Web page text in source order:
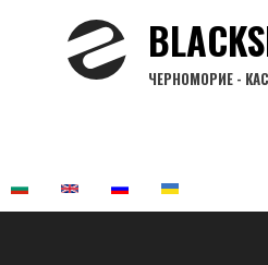
ЧЕРНОМОРИЕ -